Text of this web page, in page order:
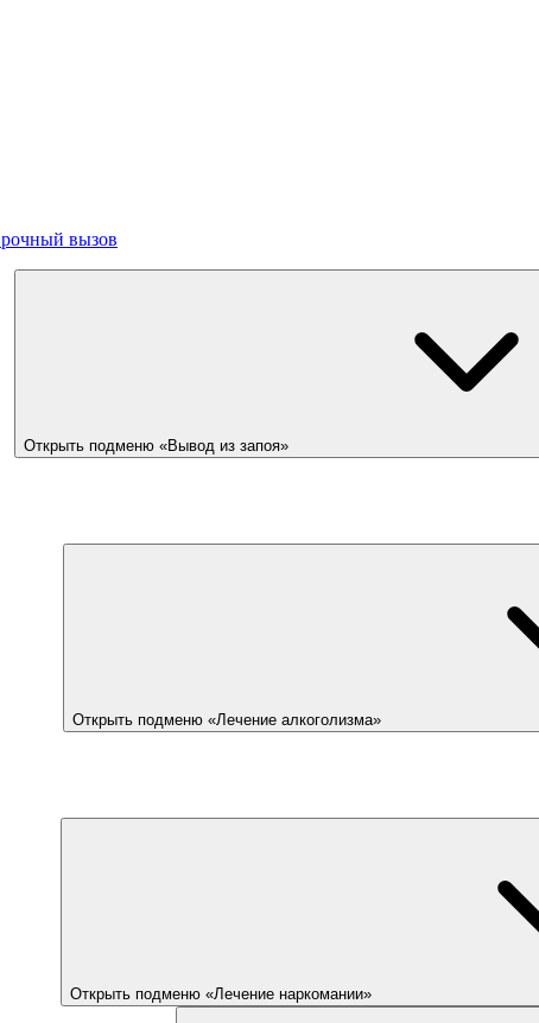
вызов
Открыть подменю «Вывод из запоя»
Открыть подменю «Лечение алкоголизма»
Открыть подменю «Лечение наркомании»